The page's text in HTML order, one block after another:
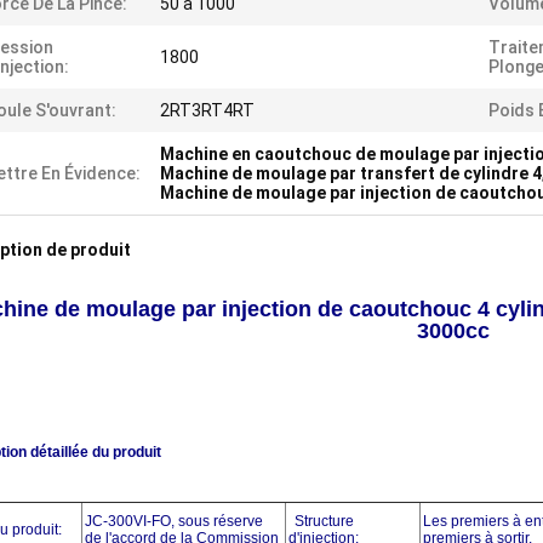
1800
S'ouvrant: 2RT3RT4RT Poids
En Évidence:
Machine en caoutchouc de moulage par
Machine de moulage par transfert de cylindre 4
Machine de moulage par injection de
de produit
de moulage par injection de caoutchouc 4
3000cc
détaillée du produit
produit:
JC-300VI-FO, sous réserve
de l'accord de la Commission
Structure
d'injection:
Les premiers à
premiers à sortir.